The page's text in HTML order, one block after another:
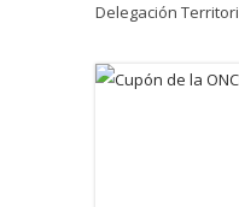
Delegación